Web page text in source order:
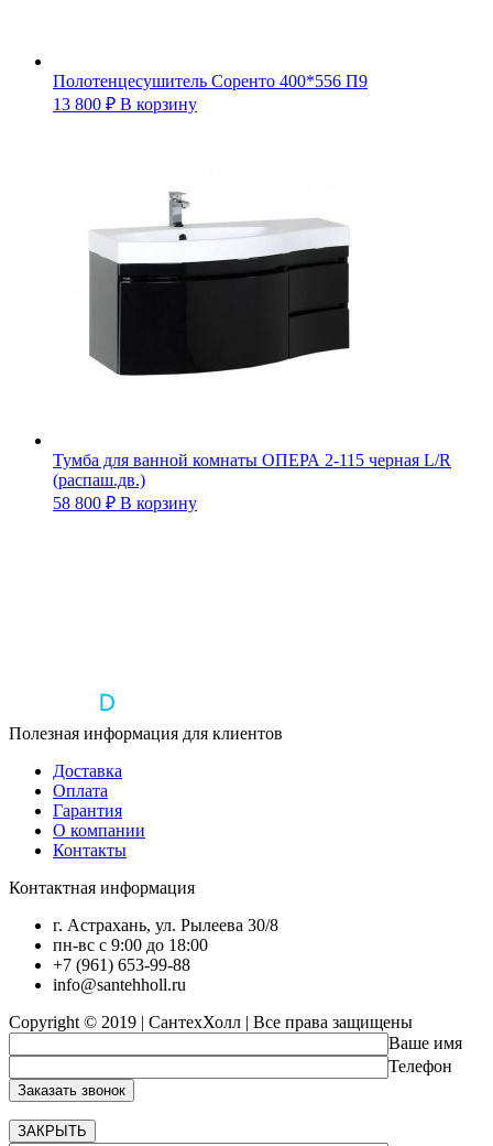
Полотенцесушитель Соренто 400*556 П9
13 800 ₽ В корзину
Тумба для ванной комнаты ОПЕРА 2-115 черная L/R
(распаш.дв.)
58 800 ₽ В корзину
Полезная информация для клиентов
Доставка
Оплата
Гарантия
О компании
Контакты
Контактная информация
г. Астрахань, ул. Рылеева 30/8
пн-вс с 9:00 до 18:00
+7 (961) 653-99-88
info@santehholl.ru
Copyright © 2019 | СантехХолл | Все права защищены
Ваше имя
Телефон
ЗАКРЫТЬ